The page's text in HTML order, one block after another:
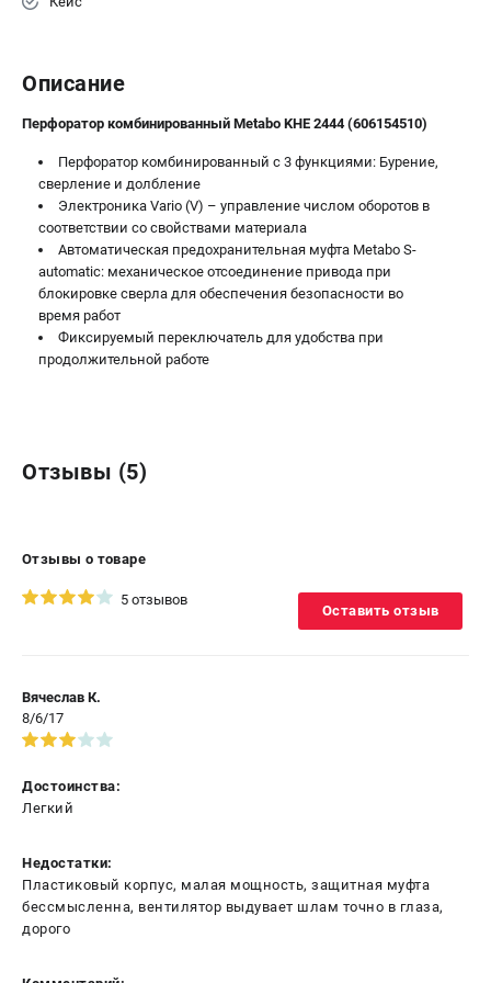
Описание
Перфоратор комбинированный Metabo KHE 2444 (606154510)
Перфоратор комбинированный с 3 функциями: Бурение,
сверление и долбление
Электроника Vario (V) – управление числом оборотов в
соответствии со свойствами материала
Автоматическая предохранительная муфта Metabo S-
automatic: механическое отсоединение привода при
блокировке сверла для обеспечения безопасности во
время работ
Фиксируемый переключатель для удобства при
продолжительной работе
Отзывы (5)
Отзывы о товаре
5 отзывов
Оставить отзыв
Вячеслав К.
8/6/17
Достоинства:
Легкий
Недостатки:
Пластиковый корпус, малая мощность, защитная муфта
бессмысленна, вентилятор выдувает шлам точно в глаза,
дорого